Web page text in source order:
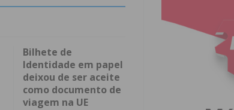
Bilhete de
Identidade em papel
deixou de ser aceite
como documento de
viagem na UE